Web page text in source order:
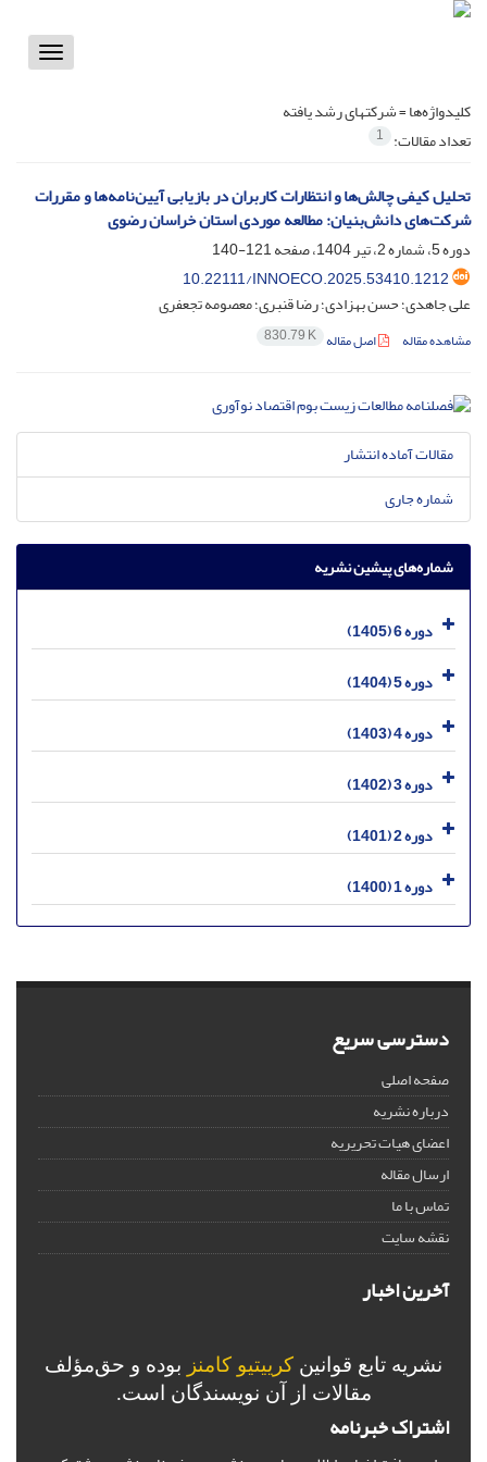
Toggle
کلیدواژه‌ها =شرکتهای رشد یافته
تعداد مقالات: 1
تحلیل کیفی چالش‌ها و انتظارات کاربران در بازیابی آیین‌نامه‌ها و مقررات
شرکت‌های دانش‌بنیان: مطالعه موردی استان خراسان رضوی
دوره 5، شماره 2، تیر 1404، صفحه
121-140
10.22111/INNOECO.2025.53410.1212
علی جاهدی؛ حسن بهزادی؛ رضا قنبری؛ معصومه تجعفری
مشاهده مقاله اصل مقاله 830.79 K
مقالات آماده انتشار
شماره جاری
شماره‌های پیشین نشریه
دوره 6 (1405)
دوره 5 (1404)
دوره 4 (1403)
دوره 3 (1402)
دوره 2 (1401)
دوره 1 (1400)
دسترسی سریع
صفحه اصلی
درباره نشریه
اعضای هیات تحریریه
ارسال مقاله
تماس با ما
نقشه سایت
آخرین اخبار
نشریه تابع قوانین کرییتیو کامنز بوده و حق‌مؤلف
مقالات از آن نویسندگان است.
اشتراک خبرنامه